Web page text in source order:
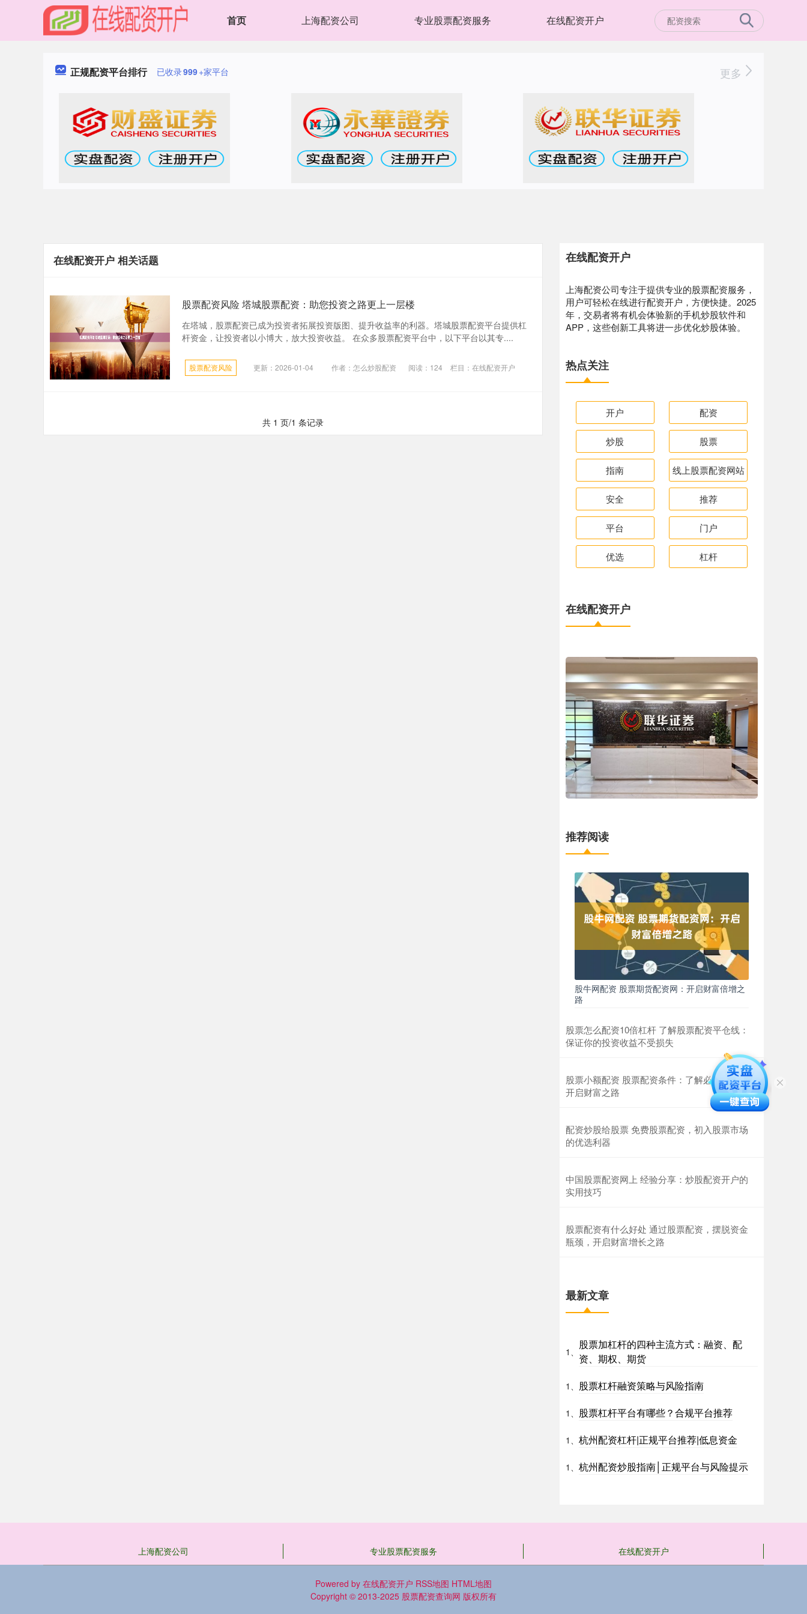
首页 上海配资公司 专业股票配资服务 在线配资开户
正规配资平台排行 已收录999+家平台 更多
在线配资开户 相关话题
股票配资风险 塔城股票配资：助您投资之路更上一层楼
在塔城，股票配资已成为投资者拓展投资版图、提升收益率的利器。塔城股票配资平台提供杠
杆资金，让投资者以小博大，放大投资收益。 在众多股票配资平台中，以下平台以其专....
股票配资风险 更新：2026-01-04 作者：怎么炒股配资 阅读： 124 栏目： 在线配资开户
共 1 页/1 条记录
在线配资开户
上海配资公司专注于提供专业的股票配资服务，
用户可轻松在线进行配资开户，方便快捷。2025
年，交易者将有机会体验新的手机炒股软件和
APP，这些创新工具将进一步优化炒股体验。
热点关注
开户 配资
炒股 股票
指南 线上股票配资网站
安全 推荐
平台 门户
优选 杠杆
在线配资开户
推荐阅读
股牛网配资 股票期货配资网：开启财富倍增之
路
股票怎么配资10倍杠杆 了解股票配资平仓线：
保证你的投资收益不受损失
股票小额配资 股票配资条件：了解必备要求，
开启财富之路
配资炒股给股票 免费股票配资，初入股票市场
的优选利器
中国股票配资网上 经验分享：炒股配资开户的
实用技巧
股票配资有什么好处 通过股票配资，摆脱资金
瓶颈，开启财富增长之路
最新文章
1、
股票加杠杆的四种主流方式：融资、配
资、期权、期货
1、 股票杠杆融资策略与风险指南
1、 股票杠杆平台有哪些？合规平台推荐
1、 杭州配资杠杆|正规平台推荐|低息资金
1、 杭州配资炒股指南│正规平台与风险提示
上海配资公司 专业股票配资服务 在线配资开户
Powered by 在线配资开户 RSS地图 HTML地图
Copyright © 2013-2025 股票配资查询网 版权所有